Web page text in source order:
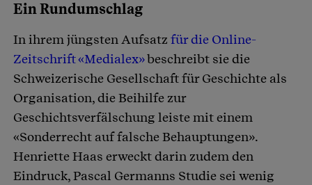
Ein Rundumschlag
In ihrem jüngsten Aufsatz für die Online-
Zeitschrift «Medialex»beschreibt sie die
Schweizerische Gesellschaft für Geschichte als
Organisation, die Beihilfe zur
Geschichtsverfälschung leiste mit einem
«Sonderrecht auf falsche Behauptungen».
Henriette Haas erweckt darin zudem den
Eindruck, Pascal Germanns Studie sei wenig